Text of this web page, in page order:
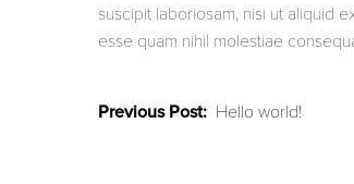
suscipit laboriosam, nisi ut aliquid
esse quam nihil molestiae
Post
Hello world!